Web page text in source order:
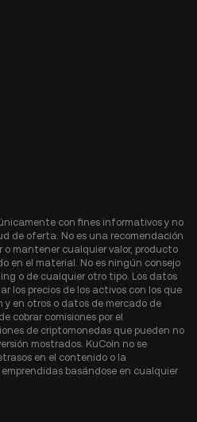
con fines informativos y no
de oferta. No es una recomendación
o mantener cualquier valor, producto
en el material. No es ningún consejo
o de cualquier otro tipo. Los datos
los precios de los activos con los que
y en otros o datos de mercado de
cobrar comisiones por el
de criptomonedas que pueden no
mostrados. KuCoin no se
en el contenido o la
basándose en cualquier